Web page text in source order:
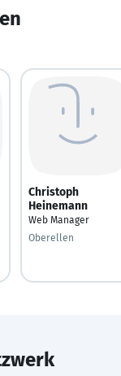
Christoph
Heinemann
Web Manager
Oberellen